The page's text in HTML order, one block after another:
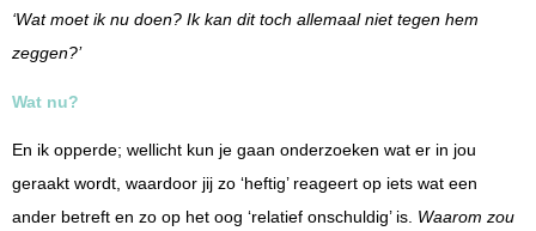
‘Wat moet ik nu doen? Ik kan dit toch allemaal niet tegen hem
zeggen?’
Wat nu?
En ik opperde; wellicht kun je gaan onderzoeken wat er in jou
geraakt wordt, waardoor jij zo ‘heftig’ reageert op iets wat een
ander betreft en zo op het oog ‘relatief onschuldig’ is. Waarom zou